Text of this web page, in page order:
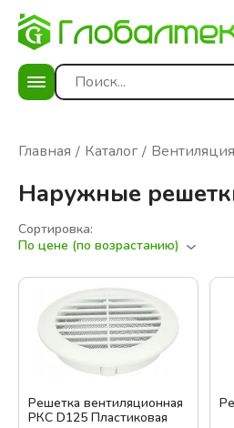
Главная Каталог Вентиляция
Наружные
Сортировка:
По цене (по возрастанию)
Решетка вентиляционная
РКС D125 Пластиковая